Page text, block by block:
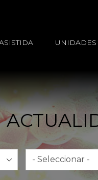
UNIDADES
Año